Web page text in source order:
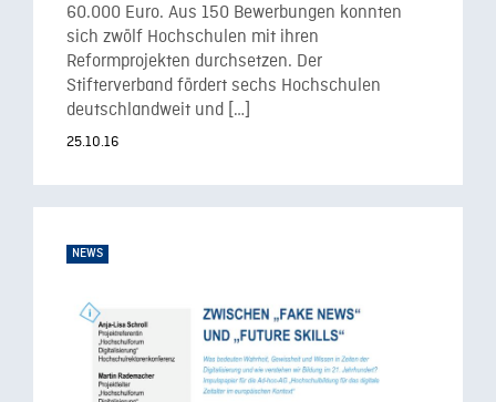
60.000 Euro. Aus 150 Bewerbungen konnten
sich zwölf Hochschulen mit ihren
Reformprojekten durchsetzen. Der
Stifterverband fördert sechs Hochschulen
deutschlandweit und […]
25.10.16
NEWS